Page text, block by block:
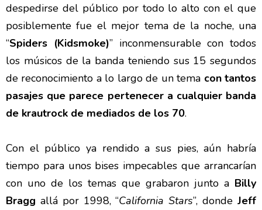
despedirse del público por todo lo alto con el que
posiblemente fue el mejor tema de la noche, una
“Spiders (Kidsmoke)” inconmensurable con todos
los músicos de la banda teniendo sus 15 segundos
de reconocimiento a lo largo de un tema con tantos
pasajes que parece pertenecer a cualquier banda
de krautrock de mediados de los 70.
Con el público ya rendido a sus pies, aún habría
tiempo para unos bises impecables que arrancarían
con uno de los temas que grabaron junto a Billy
Bragg allá por 1998, “California Stars”, dondeJeff